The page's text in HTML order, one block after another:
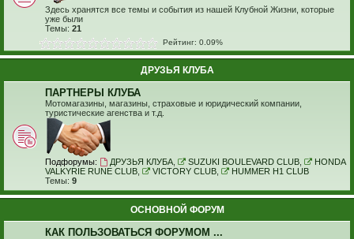
Здесь хранятся все темы и события из нашей Клубной Жизни, которые
уже были
Темы: 21
Рейтинг: 0.09%
ДРУЗЬЯ КЛУБА
ПАРТНЕРЫ КЛУБА
Мотомагазины, магазины, страховые и юридический компании,
туристические агенства и т.д.
Подфорумы: ДРУЗЬЯ КЛУБА, SUZUKI BOULEVARD CLUB,
HONDA
VALKYRIE RUNE CLUB
VICTORY CLUB,
HUMMER H1 CLUB
Темы: 9
ОСНОВНОЙ ФОРУМ
КАК ПОЛЬЗОВАТЬСЯ ФОРУМОМ ...